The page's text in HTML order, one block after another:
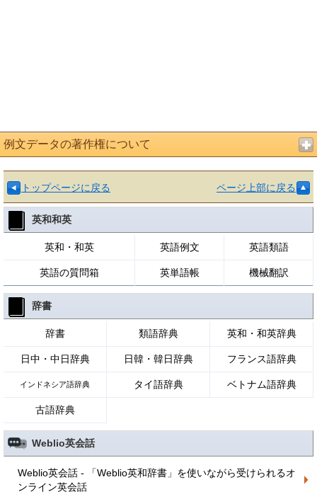
例文データの著作権について
トップページに戻る ページ上部に戻る
英和和英
英和・和英 英語例文 英語類語
英語の質問箱 英単語帳 機械翻訳
辞書
辞書 類語辞典 英和・和英辞典
日中・中日辞典 日韓・韓日辞典 フランス語辞典
インドネシア語辞典 タイ語辞典 ベトナム語辞典
古語辞典
Weblio英会話
Weblio英会話 - 「Weblio英和辞書」を使いながら受けられるオ
ンライン英会話